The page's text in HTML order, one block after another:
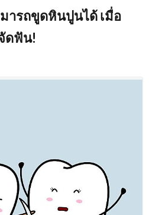
มารถขูดหินปูนได้ เมื่อ
ดฟัน!